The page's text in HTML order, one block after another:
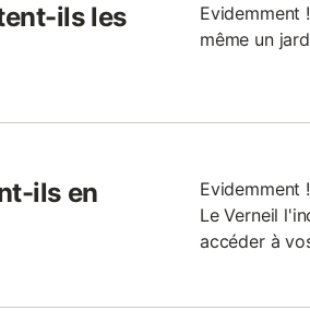
ils les
Evidemment
même un
ils en
Evidemment
Le Verneil
accéder à